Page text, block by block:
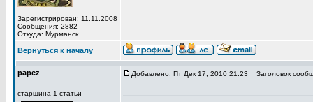
Зарегистрирован: 11.11.2008
Сообщения: 2882
Откуда: Мурманск
Вернуться к началу
papez
старшина 1 статьи
Добавлено: Пт Дек 17, 2010 21:23 Заголовок